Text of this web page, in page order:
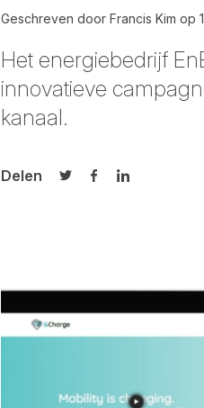
Geschreven door Francis Kim op
Het energiebedrijf
innovatieve
kanaal.
Delen
Delen op Twitter
Delen opDelen op